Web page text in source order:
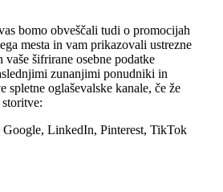
bomo obveščali tudi o promocijah
mesta in vam prikazovali ustrezne
šifrirane osebne podatke
zunanjimi ponudniki in
spletne oglaševalske kanale, če že
LinkedIn, Pinterest, TikTok